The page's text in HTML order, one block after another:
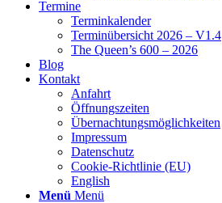
Termine
Terminkalender
Terminübersicht 2026 – V1.4
The Queen’s 600 – 2026
Blog
Kontakt
Anfahrt
Öffnungszeiten
Übernachtungsmöglichkeiten
Impressum
Datenschutz
Cookie-Richtlinie (EU)
English
Menü Menü